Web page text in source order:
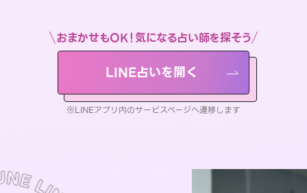
おまかせもOK！気になる占い師を探そう
LINE占いを開く
※LINEアプリ内のサービスページへ遷移します